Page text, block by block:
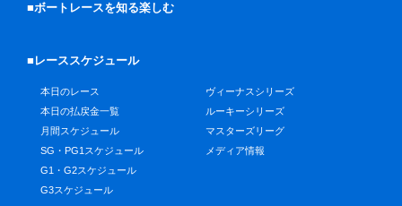
■ボートレースを知る楽しむ
■レーススケジュール
本日のレース
本日の払戻金一覧
月間スケジュール
SG・PG1スケジュール
G1・G2スケジュール
G3スケジュール
ヴィーナスシリーズ
ルーキーシリーズ
マスターズリーグ
メディア情報